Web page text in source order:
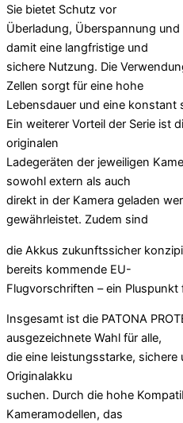
Sie bietet Schutz vor
Überladung, Überspannung
damit eine langfristige und
sichere Nutzung. Die
Zellen sorgt für eine hohe
Lebensdauer und eine konstant
Ein weiterer Vorteil der Serie ist
originalen
Ladegeräten der jeweiligen
sowohl extern als auch
direkt in der Kamera geladen
gewährleistet. Zudem sind
die Akkus zukunftssicher
bereits kommende EU-
Flugvorschriften – ein Pluspunkt
Insgesamt ist die PATONA
ausgezeichnete Wahl für alle,
die eine leistungsstarke,
Originalakku
suchen. Durch die hohe
Kameramodellen, das